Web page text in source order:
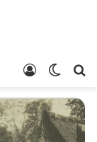
Switch
Log